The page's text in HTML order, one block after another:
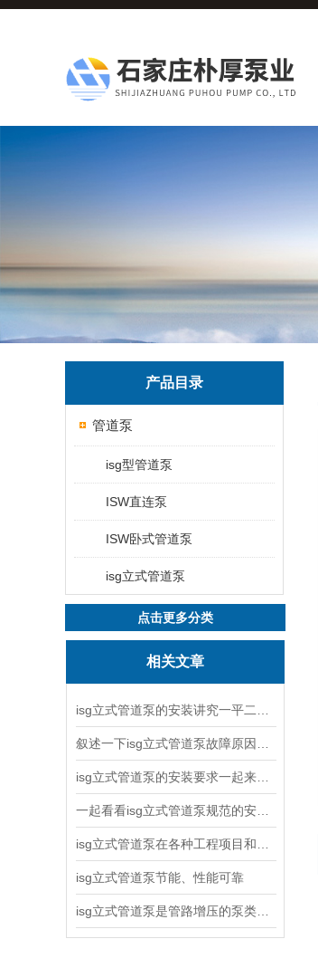
产品目录
管道泵
isg型管道泵
ISW直连泵
ISW卧式管道泵
isg立式管道泵
点击更多分类
相关文章
isg立式管道泵节能、性能可靠